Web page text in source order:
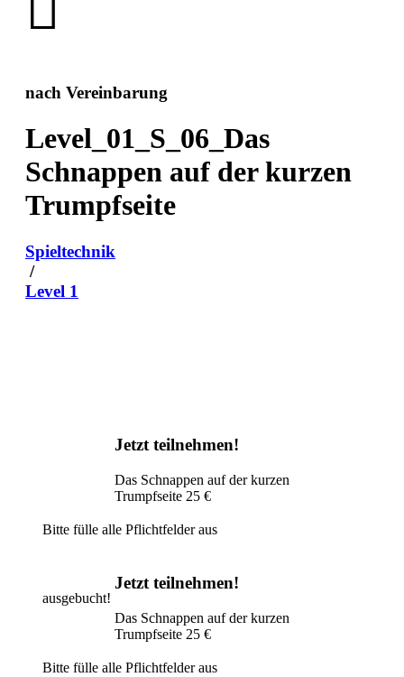
nach Vereinbarung
Level_01_S_06_Das
Schnappen auf der kurzen
Trumpfseite
Spieltechnik
/
Level 1
Jetzt teilnehmen!
Das Schnappen auf der kurzen
Trumpfseite 25 €
Bitte fülle alle Pflichtfelder aus
ausgebucht!
Jetzt teilnehmen!
Das Schnappen auf der kurzen
Trumpfseite 25 €
Bitte fülle alle Pflichtfelder aus